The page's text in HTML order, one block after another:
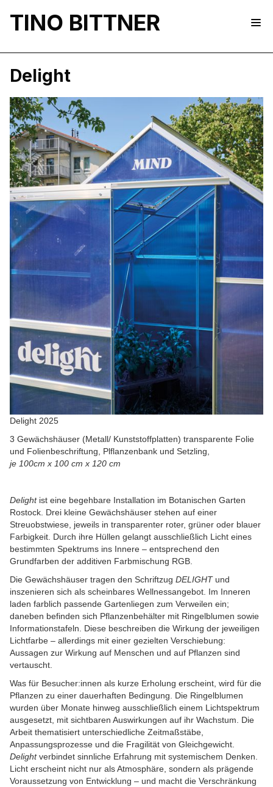
TINO BITTNER
Delight
Delight 2025
3 Gewächshäuser (Metall/ Kunststoffplatten) transparente Folie
und Folienbeschriftung, Plflanzenbank und Setzling,
je 100cm x 100 cm x 120 cm
Delight ist eine begehbare Installation im Botanischen Garten
Rostock. Drei kleine Gewächshäuser stehen auf einer
Streuobstwiese, jeweils in transparenter roter, grüner oder blauer
Farbigkeit. Durch ihre Hüllen gelangt ausschließlich Licht eines
bestimmten Spektrums ins Innere – entsprechend den
Grundfarben der additiven Farbmischung RGB.
Die Gewächshäuser tragen den Schriftzug DELIGHT und
inszenieren sich als scheinbares Wellnessangebot. Im Inneren
laden farblich passende Gartenliegen zum Verweilen ein;
daneben befinden sich Pflanzenbehälter mit Ringelblumen sowie
Informationstafeln. Diese beschreiben die Wirkung der jeweiligen
Lichtfarbe – allerdings mit einer gezielten Verschiebung:
Aussagen zur Wirkung auf Menschen und auf Pflanzen sind
vertauscht.
Was für Besucher:innen als kurze Erholung erscheint, wird für die
Pflanzen zu einer dauerhaften Bedingung. Die Ringelblumen
wurden über Monate hinweg ausschließlich einem Lichtspektrum
ausgesetzt, mit sichtbaren Auswirkungen auf ihr Wachstum. Die
Arbeit thematisiert unterschiedliche Zeitmaßstäbe,
Anpassungsprozesse und die Fragilität von Gleichgewicht.
Delightverbindet sinnliche Erfahrung mit systemischem Denken.
Licht erscheint nicht nur als Atmosphäre, sondern als prägende
Voraussetzung von Entwicklung – und macht die Verschränkung